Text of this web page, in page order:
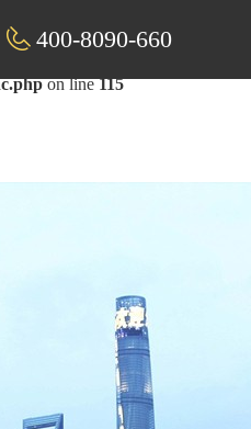
on line115
400-8090-660